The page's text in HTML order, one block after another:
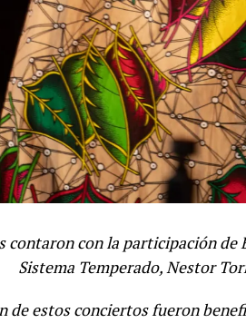
contaron con la participación de
Sistema Temperado, Nestor
de estos conciertos fueron